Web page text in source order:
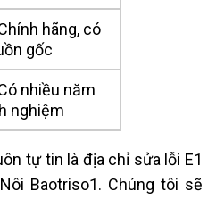
hãng, có
gốc
nhiều năm
nghiệm
tự tin là địa chỉ sửa lỗi E1
Baotriso1. Chúng tôi sẽ